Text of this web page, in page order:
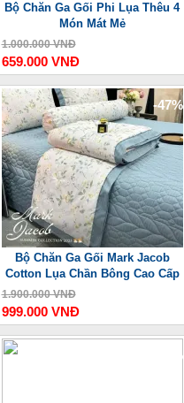
Bộ Chăn Ga Gối Phi Lụa Thêu 4
Món Mát Mẻ
1.000.000 VNĐ
659.000 VNĐ
-47%
Bộ Chăn Ga Gối Mark Jacob
Cotton Lụa Chần Bông Cao Cấp
1.900.000 VNĐ
999.000 VNĐ
-48%